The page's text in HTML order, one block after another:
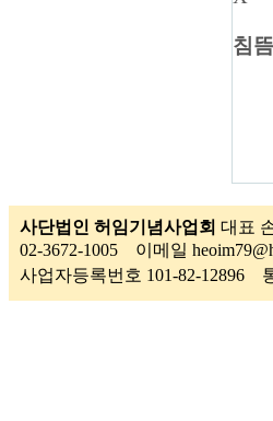
침
사단법인 허임기념사업회 대표
02-3672-1005 이메일
사업자등록번호 101-82-12896